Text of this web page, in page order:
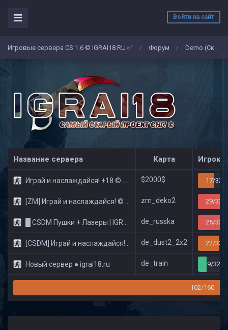
Войти на сайт
Игровые сервера CS 1.6 © IGRAI18.RU ✅ / Форум / Demo (Скриншоты)
Название сервера Карта
Играй и наслаждайся! +18 © Public $2000$ 17/32
[ZM] Играй и наслаждайся! © Zombie Show zm_deko2 29/32
█ CSDM Пушки + Лазеры | IGRAI18.RU ツ █ de_russka 25/32
[CSDM] Играй и наслаждайся! © Classic de_dust2_2x2 22/32
Новый сервер ● igrai18.ru de_train 9/32
102/160